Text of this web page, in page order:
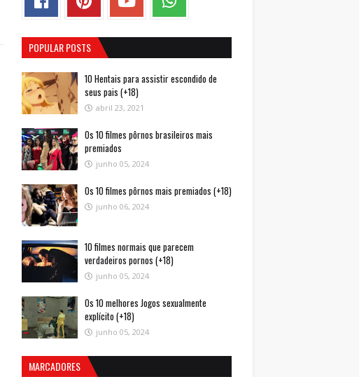
POPULAR POSTS
10 Hentais para assistir escondido de
seus pais (+18)
abril 23, 2021
Os 10 filmes pôrnos brasileiros mais
premiados
junho 05, 2024
Os 10 filmes pôrnos mais premiados (+18)
junho 06, 2024
10 filmes normais que parecem
verdadeiros pornos (+18)
junho 05, 2024
Os 10 melhores Jogos sexualmente
explícito (+18)
junho 05, 2024
MARCADORES